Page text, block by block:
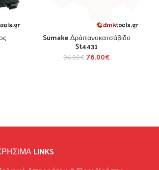
Sumake Δράπανοκατσάβιδο
St4431
94.00€ 76.00€
LINKS